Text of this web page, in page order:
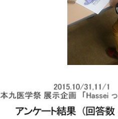
高速シーケンサー解析
顕微鏡・画像解析支援
バイオインフォマティクス
In situ hybridization
キャピラリーシーケンス